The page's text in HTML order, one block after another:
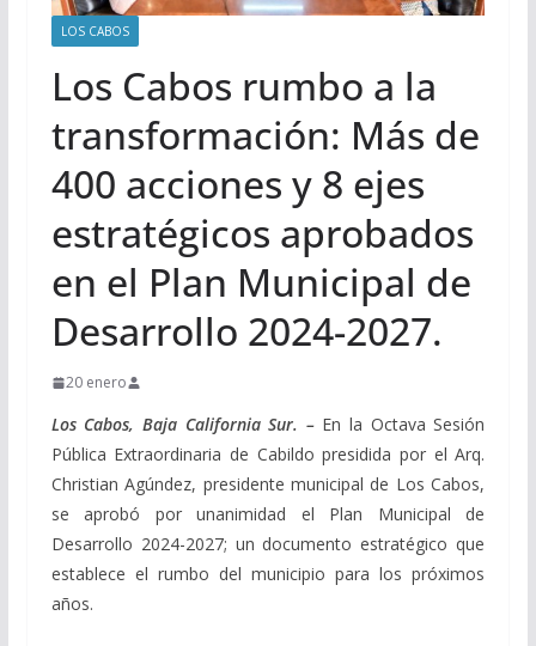
LOS CABOS
Los Cabos rumbo a la
transformación: Más de
400 acciones y 8 ejes
estratégicos aprobados
en el Plan Municipal de
Desarrollo 2024-2027.
20 enero
Los Cabos, Baja California Sur. –En la Octava Sesión
Pública Extraordinaria de Cabildo presidida por el Arq.
Christian Agúndez, presidente municipal de Los Cabos,
se aprobó por unanimidad el Plan Municipal de
Desarrollo 2024-2027; un documento estratégico que
establece el rumbo del municipio para los próximos
años.